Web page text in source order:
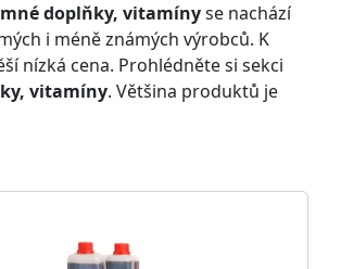
doplňky, vitamínyse nachází
i méně známých výrobců. K
nízká cena. Prohlédněte si sekci
vitamíny. Většina produktů je